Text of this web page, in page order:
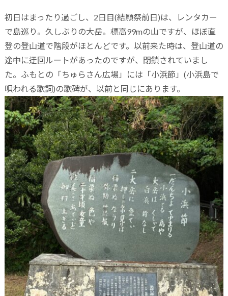
初日はまったり過ごし、2日目(結願祭前日)は、レンタカー
で島巡り。久しぶりの大岳。標高99mの山ですが、ほぼ直
登の登山道で階段がほとんどです。以前来た時は、登山道の
途中に迂回ルートがあったのですが、閉鎖されていまし
た。ふもとの「ちゅらさん広場」には「小浜節」(小浜島で
唄われる歌詞)の歌碑が、以前と同じにあります。